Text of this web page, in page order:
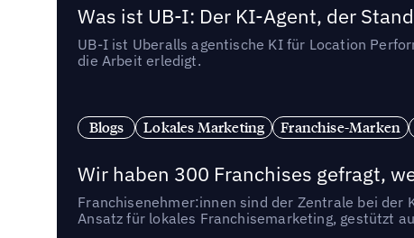
Was ist UB-I: Der KI-Agent, der
UB-I ist Uberalls agentische KI für Location
die Arbeit erledigt.
Blogs Lokales Marketing Franchise-Marken
Wir haben 300 Franchises gefragt,
Franchisenehmer:innen sind der Zentrale bei
Ansatz für lokales Franchisemarketing, gestützt